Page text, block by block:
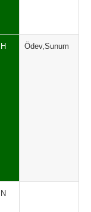
H Ödev,Sunum
N